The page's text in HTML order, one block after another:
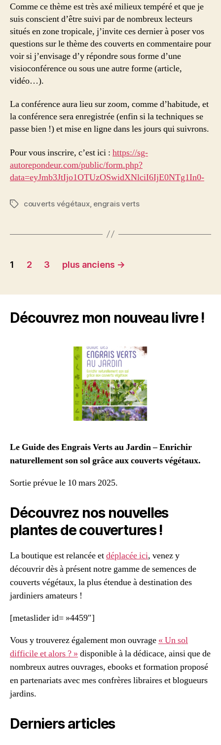
Comme ce thème est très axé milieux tempéré et que je
suis conscient d’être suivi par de nombreux lecteurs
situés en zone tropicale, j’invite ces dernier à poser vos
questions sur le thème des couverts en commentaire pour
voir si j’envisage d’y répondre sous forme d’une
visioconférence ou sous une autre forme (article,
vidéo…).
La conférence aura lieu sur zoom, comme d’habitude, et
la conférence sera enregistrée (enfin si la techniques se
passe bien !) et mise en ligne dans les jours qui suivrons.
Pour vous inscrire, c’est ici : https://sg-
autorepondeur.com/public/form.php?
data=eyJmb3JtIjo1OTUzOSwidXNlciI6IjE0NTg1In0-
Étiquettes
couverts végétaux, engrais verts
Navigation
articles
1 2 3 plus anciens →
Découvrez mon nouveau livre !
Le Guide des Engrais Verts au Jardin – Enrichir
naturellement son sol grâce aux couverts végétaux.
Sortie prévue le 10 mars 2025.
Découvrez nos nouvelles
plantes de couvertures !
La boutique est relancée etdéplacée ici, venez y
découvrir dès à présent notre gamme de semences de
couverts végétaux, la plus étendue à destination des
jardiniers amateurs !
[metaslider id= »4459″]
Vous y trouverez également mon ouvrage « Un sol
difficile et alors ? » disponible à la dédicace, ainsi que de
nombreux autres ouvrages, ebooks et formation proposé
en partenariats avec mes confrères libraires et blogueurs
jardins.
Derniers articles